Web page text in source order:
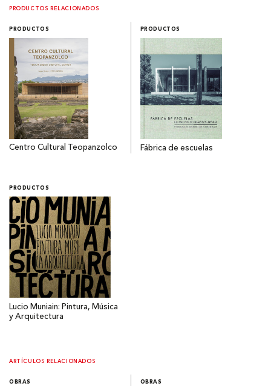
PRODUCTOS RELACIONADOS
PRODUCTOS
Centro Cultural Teopanzolco
PRODUCTOS
Fábrica de escuelas
PRODUCTOS
Lucio Muniain: Pintura, Música
y Arquitectura
ARTÍCULOS RELACIONADOS
OBRAS OBRAS